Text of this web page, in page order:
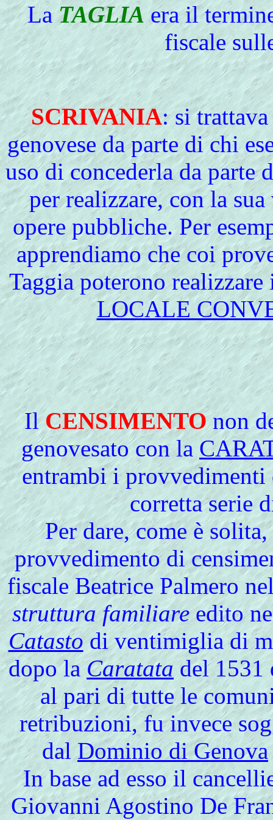
La TAGLIAera il
fiscale
SCRIVANIA: si
genovese da parte di chi
uso di concederla da parte
per realizzare, con la
opere pubbliche. Per
apprendiamo che coi
Taggia poterono
LOCALE
Il CENSIMENTOnon
genovesato con la
entrambi i provvedimenti
corretta serie
Per dare, come è
provvedimento di
fiscale Beatrice Palmero
struttura familiareedito
Catastodi ventimiglia di
dopo laCaratatadel 1531
al pari di tutte le
retribuzioni, fu invece
dalDominio di Genova
In base ad esso il
Giovanni Agostino De